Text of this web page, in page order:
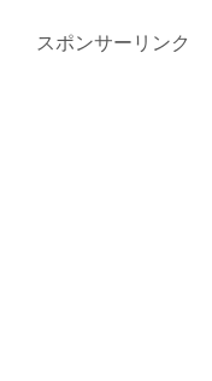
スポンサーリンク